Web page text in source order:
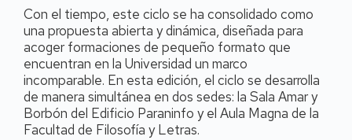
Con el tiempo, este ciclo se ha consolidado como
una propuesta abierta y dinámica, diseñada para
acoger formaciones de pequeño formato que
encuentran en la Universidad un marco
incomparable. En esta edición, el ciclo se desarrolla
de manera simultánea en dos sedes: la Sala Amar y
Borbón del Edificio Paraninfo y el Aula Magna de la
Facultad de Filosofía y Letras.